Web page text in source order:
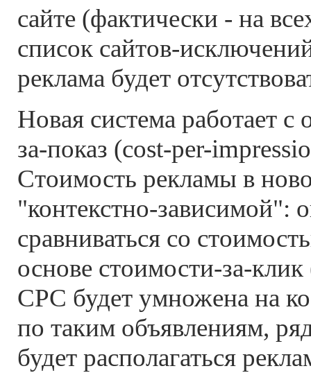
сайте (фактически - на
список сайтов-
реклама будет
Новая система работает c
за-показ (cost-per-
Стоимость рекламы в
"контекстно-зависимой":
сравниваться со
основе стоимости-за-
CPC будет умножена на
по таким объявлениям,
будет располагаться